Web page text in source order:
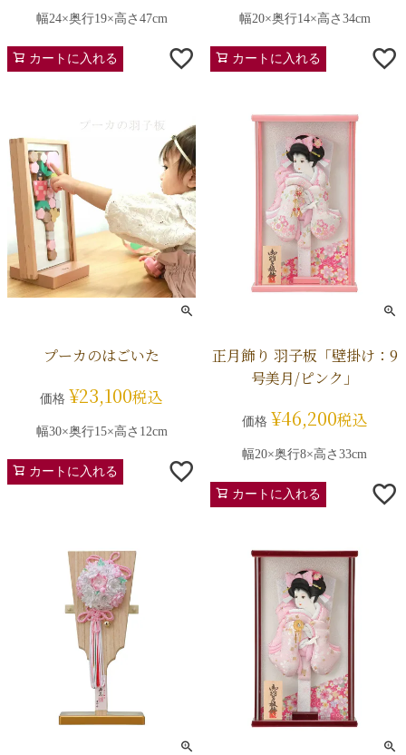
幅24×奥行19×高さ47cm
カートに入れる
幅20×奥行14×高さ34cm
カートに入れる
プーカのはごいた
価格 ¥23,100税込
幅30×奥行15×高さ12cm
カートに入れる
正月飾り 羽子板「壁掛け：9
号美月/ピンク」
価格 ¥46,200税込
幅20×奥行8×高さ33cm
カートに入れる